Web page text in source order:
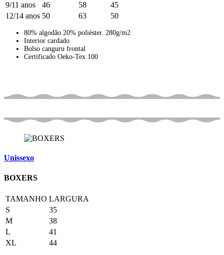
9/11 anos
46 58
45
12/14 anos 50 63 50
80% algodão 20% poliéster. 280g/m2
Interior cardado
Bolso canguru frontal
Certificado Oeko-Tex 100
Unissexo
BOXERS
TAMANHO LARGURA
S
35
M
38
L
41
XL
44